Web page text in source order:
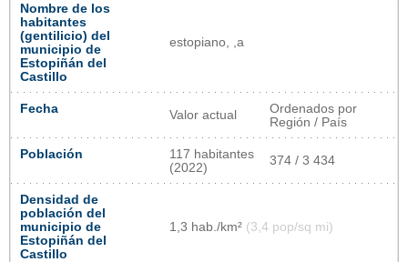
Nombre de los
habitantes
(gentilicio) del
municipio de
Estopiñán del
Castillo
estopiano, ,a
Fecha Valor actual
Ordenados por
Región / País
Población
117 habitantes
(2022)
374 / 3 434
Densidad de
población del
municipio de
Estopiñán del
Castillo
1,3 hab./km² (3,4 pop/sq mi)